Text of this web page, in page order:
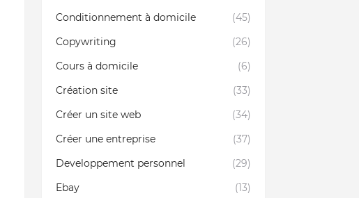
Conditionnement à domicile
(45)
Copywriting
(26)
Cours à domicile
(6)
Création site
(33)
Créer un site web
(34)
Créer une entreprise
(37)
Developpement personnel
(29)
Ebay
(13)